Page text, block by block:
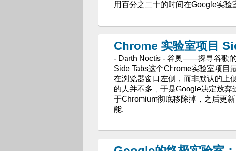
用百分之二十的时间在Google实验
Chrome 实验室项目
- Darth Noctis - 谷奥——探寻谷歌
Side Tabs这个Chrome实验室项目
在浏览器窗口左侧，而非默认的上
的人并不多，于是Google决定放
于Chromium彻底移除掉，之后更
能.